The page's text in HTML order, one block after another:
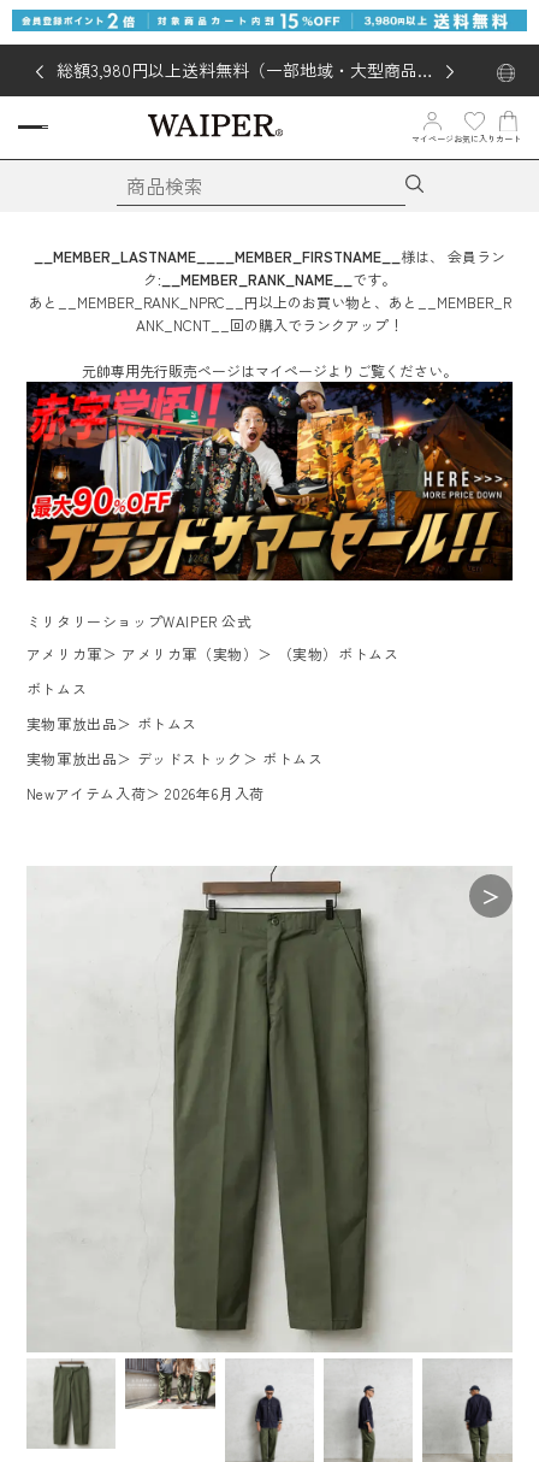
総額3,980円以上送料無料（一部地域・大型商品対
マイページ お気に入り カート
__MEMBER_LASTNAME__ __MEMBER_FIRSTNAME__ 様は、
会員ラン
ク: __MEMBER_RANK_NAME__ です。
あと
__MEMBER_RANK_NPRC__ 円以上のお買い物と、あと
__MEMBER_R
ANK_NCNT__ 回の購入でランクアップ！
元帥専用先行販売ページはマイページよりご覧ください。
ミリタリーショップWAIPER 公式
アメリカ軍＞ アメリカ軍（実物） ＞
（実物）ボトムス
ボトムス
実物軍放出品＞ ボトムス
実物軍放出品＞ デッドストック ＞ ボトムス
Newアイテム入荷＞2026年6月入荷
＞